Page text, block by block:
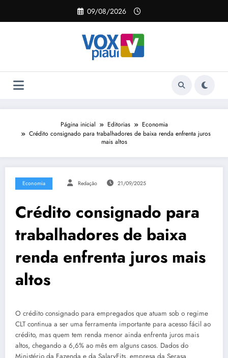
o
09/08/2026
Página inicial Editorias
Economia
Crédito consignado para trabalhadores de baixa renda enfrenta juros
mais altos
Economia Redação 21/09/2025
Crédito consignado para
trabalhadores de baixa
renda enfrenta juros mais
altos
O crédito consignado para empregados que atuam sob o regime
CLT continua a ser uma ferramenta importante para acesso fácil ao
crédito, mas quem tem renda menor ainda enfrenta juros mais
altos, chegando a 6,6% ao mês em alguns casos. Dados do